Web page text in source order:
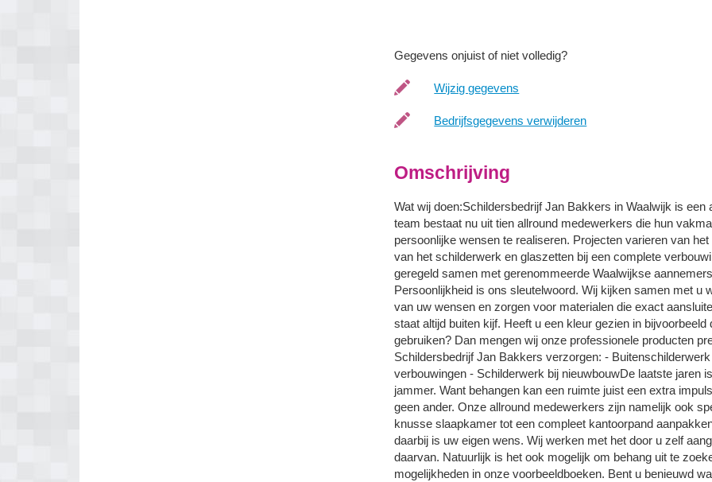
Gegevens onjuist of niet volledig?
Wijzig gegevens
Bedrijfsgegevens verwijderen
Omschrijving
Wat wij doen:Schildersbedrijf Jan Bakkers in Waalwijk is
team bestaat nu uit tien allround medewerkers die hun
persoonlijke wensen te realiseren. Projecten varieren van
van het schilderwerk en glaszetten bij een complete
geregeld samen met gerenommeerde Waalwijkse
Persoonlijkheid is ons sleutelwoord. Wij kijken samen met u
van uw wensen en zorgen voor materialen die exact
staat altijd buiten kijf. Heeft u een kleur gezien in
gebruiken? Dan mengen wij onze professionele producten
Schildersbedrijf Jan Bakkers verzorgen: -
verbouwingen - Schilderwerk bij nieuwbouwDe laatste jaren
jammer. Want behangen kan een ruimte juist een extra
geen ander. Onze allround medewerkers zijn namelijk ook
knusse slaapkamer tot een compleet kantoorpand
daarbij is uw eigen wens. Wij werken met het door u zelf
daarvan. Natuurlijk is het ook mogelijk om behang uit te
mogelijkheden in onze voorbeeldboeken. Bent u benieuwd